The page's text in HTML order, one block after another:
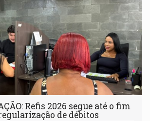
Refis 2026 segue até o fim
de débitos